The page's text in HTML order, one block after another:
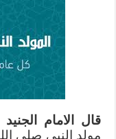
قال الامام الجنيد
مولد النبي صلى